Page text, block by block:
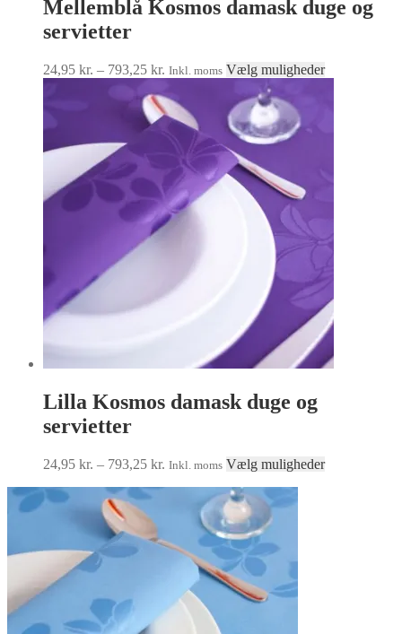
Mellemblå Kosmos damask duge og
servietter
24,95 kr. – 793,25 kr. Prisinterval:
til
793,25 kr.
Inkl. moms Vælg mulighederDette
Lilla Kosmos damask duge og
servietter
24,95 kr. – 793,25 kr. Prisinterval:
793,25 kr.
Inkl. moms Vælg mulighederDette